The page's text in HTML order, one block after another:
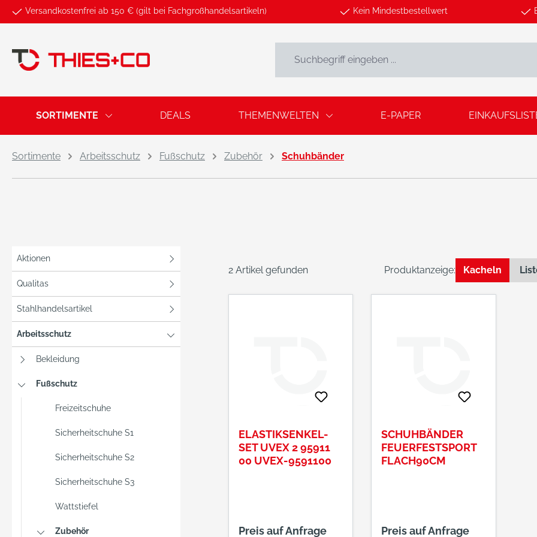
Zur Hauptnavigation springen
Versandkostenfrei ab 150 € (gilt bei Fachgroßhandelsartikeln) Kein Mindestbestellwert
SORTIMENTE DEALS THEMENWELTEN E-PAPER
Sortimente Arbeitsschutz Fußschutz Zubehör Schuhbänder
Aktionen
Qualitas
Stahlhandelsartikel
Arbeitsschutz
Bekleidung
Fußschutz
Freizeitschuhe
Sicherheitschuhe S1
Sicherheitschuhe S2
Sicherheitschuhe S3
Wattstiefel
Zubehör
2 Artikel gefunden Produktanzeige: Kacheln
ELASTIKSENKEL-
SET UVEX 2 95911
00 UVEX-9591100
Preis auf Anfrage
SCHUHBÄNDER
FEUERFESTSPORT
FLACH90CM
Preis auf Anfrage